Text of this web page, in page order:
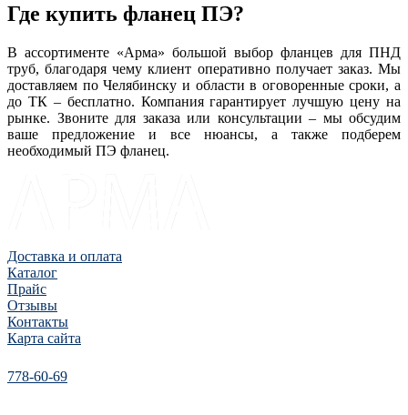
Где купить фланец ПЭ?
В ассортименте «Арма» большой выбор фланцев для ПНД
труб, благодаря чему клиент оперативно получает заказ. Мы
доставляем по Челябинску и области в оговоренные сроки, а
до ТК – бесплатно. Компания гарантирует лучшую цену на
рынке. Звоните для заказа или консультации – мы обсудим
ваше предложение и все нюансы, а также подберем
необходимый ПЭ фланец.
Доставка и оплата
Каталог
Прайс
Отзывы
Контакты
Карта сайта
778-60-69